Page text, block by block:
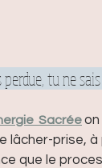
tu ne
  Sacrée
on
lâcher-prise,
que le